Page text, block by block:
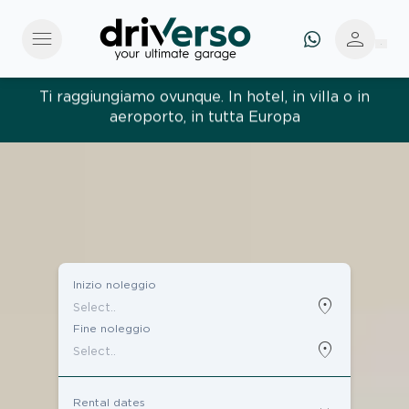
menu person
Ti raggiungiamo ovunque. In hotel, in villa o in
aeroporto, in tutta Europa
Inizio noleggio
location_on
Fine noleggio
location_on
Rental dates